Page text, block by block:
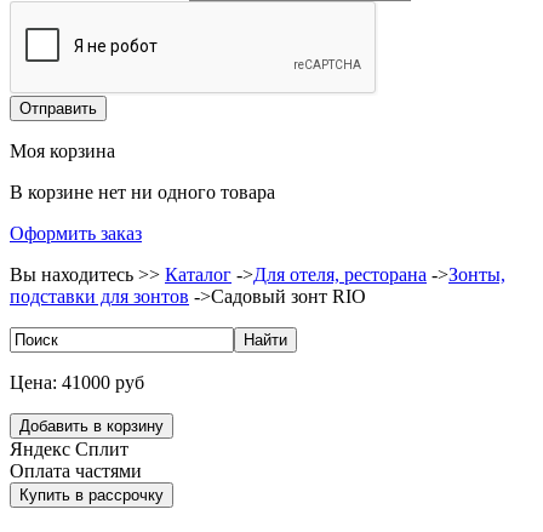
Моя корзина
В корзине нет ни одного товара
Оформить заказ
Вы находитесь >> Каталог ->Для отеля, ресторана ->Зонты,
подставки для зонтов ->Садовый зонт RIO
Цена: 41000 руб
Яндекс Сплит
Оплата частями